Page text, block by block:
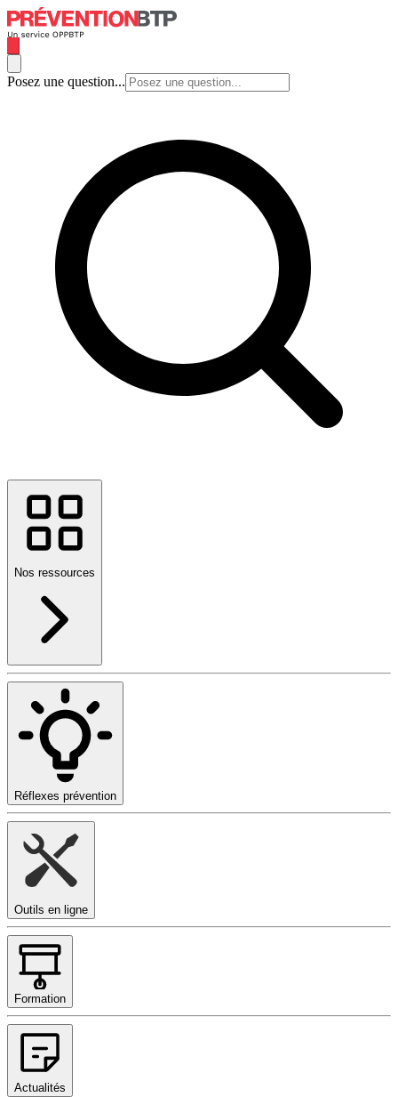
Posez une question...
Nos ressources
Réflexes prévention
Outils en ligne
Formation
Actualités